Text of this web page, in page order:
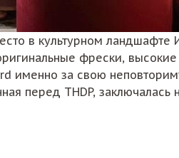
в культурном ландшафте
фрески,
именно за свою
перед THDP,